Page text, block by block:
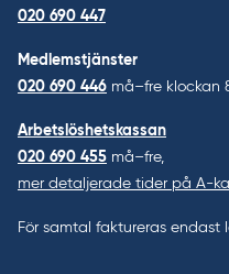
020 690 447
Medlemstjänster
020 690 446 må–fre klockan
Arbetslöshetskassan
020 690 455 må–fre,
mer detaljerade tider på A-
För samtal faktureras